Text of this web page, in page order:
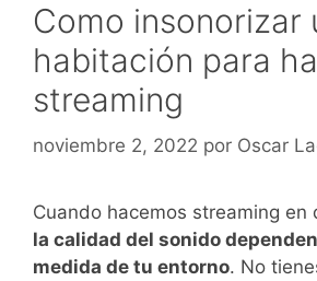
Como insonorizar
habitación para
streaming
noviembre 2, 2022 por Oscar
Cuando hacemos streaming en
la calidad del sonido
medida de tu entorno. No